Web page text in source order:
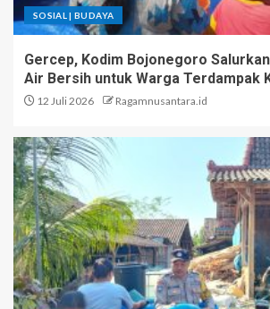
SOSIAL | BUDAYA
Gercep, Kodim Bojonegoro
Air Bersih untuk Warga Terdampak
12 Juli 2026 Ragamnusantara.id